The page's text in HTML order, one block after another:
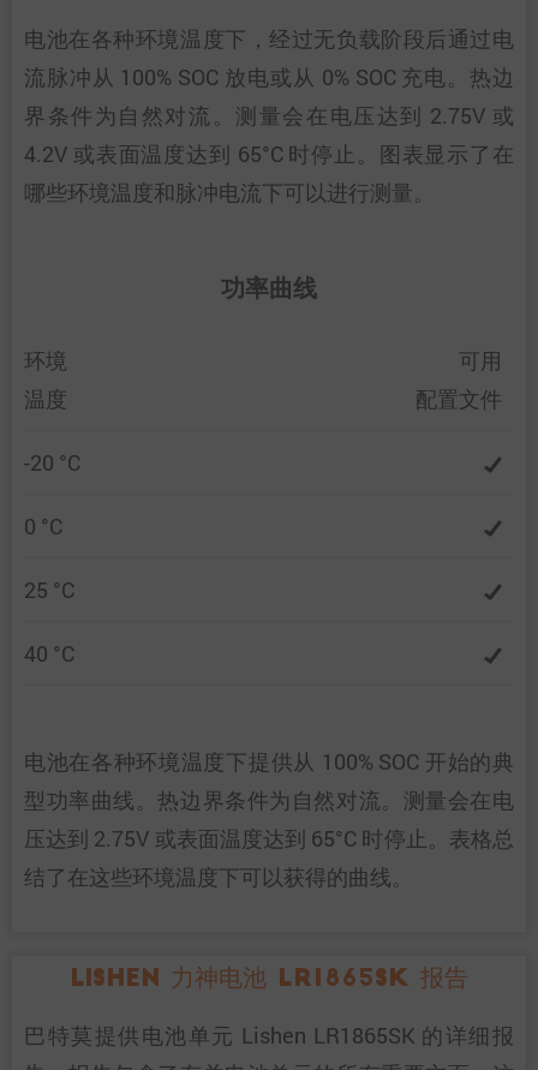
电池在各种环境温度下，经过无负载阶段后通过电
流脉冲从 100% SOC 放电或从 0% SOC 充电。热边
界条件为自然对流。测量会在电压达到 2.75V 或
4.2V 或表面温度达到 65°C 时停止。图表显示了在
哪些环境温度和脉冲电流下可以进行测量。
功率曲线
环境
温度
可用
配置文件
-20 °C
0 °C
25 °C
40 °C
电池在各种环境温度下提供从 100% SOC 开始的典
型功率曲线。热边界条件为自然对流。测量会在电
压达到 2.75V 或表面温度达到 65°C 时停止。表格总
结了在这些环境温度下可以获得的曲线。
Lishen 力神电池 LR1865SK 报告
巴特莫提供电池单元 Lishen LR1865SK 的详细报